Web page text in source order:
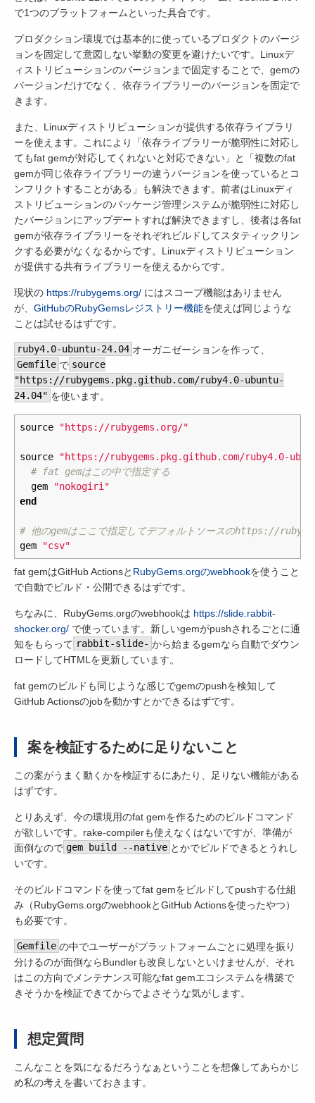
で1つのプラットフォームといった具合です。
プロダクション環境では基本的に使っているプロダクトのバージ
ョンを固定して意図しない挙動の変更を避けたいです。Linuxデ
ィストリビューションのバージョンまで固定することで、gemの
バージョンだけでなく、依存ライブラリーのバージョンを固定で
きます。
また、Linuxディストリビューションが提供する依存ライブラリ
ーを使えます。これにより「依存ライブラリーが脆弱性に対応し
てもfat gemが対応してくれないと対応できない」と「複数のfat
gemが同じ依存ライブラリーの違うバージョンを使っているとコ
ンフリクトすることがある」も解決できます。前者はLinuxディ
ストリビューションのパッケージ管理システムが脆弱性に対応し
たバージョンにアップデートすれば解決できますし、後者は各fat
gemが依存ライブラリーをそれぞれビルドしてスタティックリン
クする必要がなくなるからです。Linuxディストリビューション
が提供する共有ライブラリーを使えるからです。
現状の https://rubygems.org/ にはスコープ機能はありません
が、 GitHubのRubyGemsレジストリー機能を使えば同じような
ことは試せるはずです。
ruby4.0-ubuntu-24.04 オーガニゼーションを作って、
Gemfile で source
"https://rubygems.pkg.github.com/ruby4.0-ubuntu-
24.04" を使います。
source "https://rubygems.org/"
source
"https://rubygems.pkg.github.com/ruby4.0-
# fat gemはこの中で指定する
gem
"nokogiri"
end
# 他のgemはここで指定してデフォルトソースのhttps://
gem
"csv"
fat gemはGitHub Actionsと RubyGems.orgのwebhookを使うこと
で自動でビルド・公開できるはずです。
ちなみに、RubyGems.orgのwebhookは https://slide.rabbit-
shocker.org/ で使っています。新しいgemがpushされるごとに通
知をもらって rabbit-slide- から始まるgemなら自動でダウン
ロードしてHTMLを更新しています。
fat gemのビルドも同じような感じでgemのpushを検知して
GitHub Actionsのjobを動かすとかできるはずです。
案を検証するために足りないこと
この案がうまく動くかを検証するにあたり、足りない機能がある
はずです。
とりあえず、今の環境用のfat gemを作るためのビルドコマンド
が欲しいです。rake-compilerも使えなくはないですが、準備が
面倒なので gem build --native とかでビルドできるとうれし
いです。
そのビルドコマンドを使ってfat gemをビルドしてpushする仕組
み（RubyGems.orgのwebhookとGitHub Actionsを使ったやつ）
も必要です。
Gemfile の中でユーザーがプラットフォームごとに処理を振り
分けるのが面倒ならBundlerも改良しないといけませんが、それ
はこの方向でメンテナンス可能なfat gemエコシステムを構築で
きそうかを検証できてからでよさそうな気がします。
想定質問
こんなことを気になるだろうなぁということを想像してあらかじ
め私の考えを書いておきます。